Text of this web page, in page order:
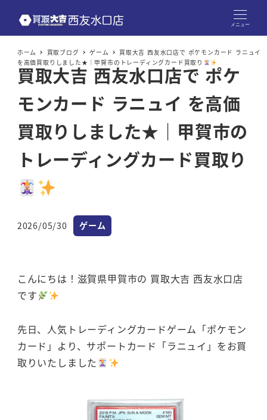
メニュー
ホーム 買取ブログ ゲーム
買取大吉 西友水口店で ポケモンカード ラニュイ
を高価買取りしました★｜甲賀市のトレーディングカード買取り
買取大吉 西友水口店で ポケ
モンカード ラニュイ を高価
買取りしました★｜甲賀市の
トレーディングカード買取り
投稿日
2026/05/30 カテゴリー
ゲーム
こんにちは！滋賀県甲賀市の 買取大吉 西友水口店
です
先日、人気トレーディングカードゲーム「ポケモン
カード」より、サポートカード「ラニュイ」をお買
取りいたしました